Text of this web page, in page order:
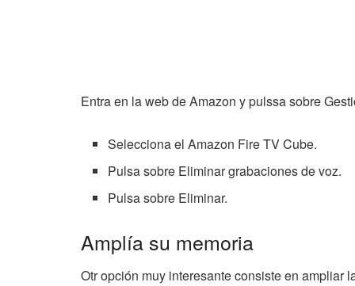
Entra en la web de Amazon y pulssa sobre
Selecciona el Amazon Fire TV Cube.
Pulsa sobre Eliminar grabaciones de voz.
Pulsa sobre Eliminar.
Amplía su memoria
Otr opción muy interesante consiste en ampliar